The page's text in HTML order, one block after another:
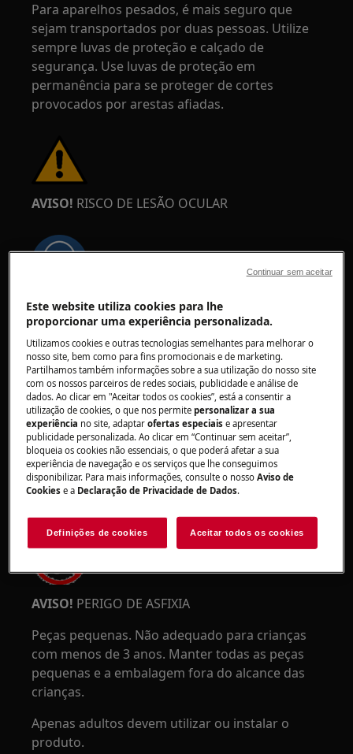
Para aparelhos pesados, é mais seguro que
sejam transportados por duas pessoas. Utilize
sempre luvas de proteção e calçado de
segurança. Use luvas de proteção em
permanência para se proteger de cortes
provocados por arestas afiadas.
AVISO! RISCO DE LESÃO OCULAR
Use óculos de proteção se realizar trabalhos de
manutenção ou reparação que envolvam molas.
AVISO!RISCO DE QUEIMADURAS
Antes de qualquer operação de reparação ou
manutenção, certifique-se de que o aparelho
não está quente.
AVISO! PERIGO DE ASFIXIA
Peças pequenas. Não adequado para crianças
com menos de 3 anos. Manter todas as peças
pequenas e a embalagem fora do alcance das
crianças.
Apenas adultos devem utilizar ou instalar o
produto.
Este website utiliza cookies para lhe
proporcionar uma experiência personalizada.
Utilizamos cookies e outras tecnologias semelhantes para melhorar o
nosso site, bem como para fins promocionais e de marketing.
Partilhamos também informações sobre a sua utilização do nosso site
com os nossos parceiros de redes sociais, publicidade e análise de
dados. Ao clicar em "Aceitar todos os cookies”, está a consentir a
utilização de cookies, o que nos permitepersonalizar a sua
experiência no site, adaptarofertas especiaise apresentar
publicidade personalizada. Ao clicar em “Continuar sem aceitar”,
bloqueia os cookies não essenciais, o que poderá afetar a sua
experiência de navegação e os serviços que lhe conseguimos
disponibilizar. Para mais informações, consulte o nossoAviso de
Cookies e a Declaração de Privacidade de Dados.
Definições de cookies Aceitar todos os cookies
Continuar sem aceitar